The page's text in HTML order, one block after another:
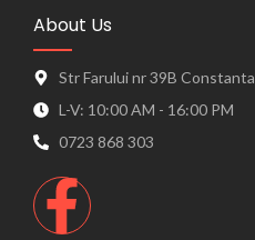
About Us
Str Farului nr 39B Constanta
L-V: 10:00 AM - 16:00 PM
0723 868 303